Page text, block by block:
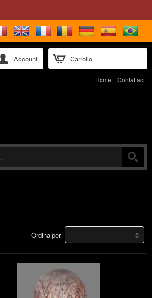
Carrello
Account
Home Contattaci
Ordina per